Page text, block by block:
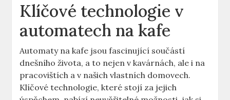
Klíčové technologie v
automatech na kafe
Automaty na ⁣kafe jsou fascinující součástí ​
dnešního života,​ a to nejen v kavárnách,‍ ale⁣ i na
pracovištích ⁢a v našich​ vlastních ⁤domovech.
Klíčové technologie, které stojí za jejich